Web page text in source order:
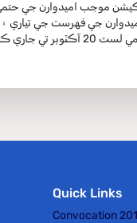
Quick Links
Convocation